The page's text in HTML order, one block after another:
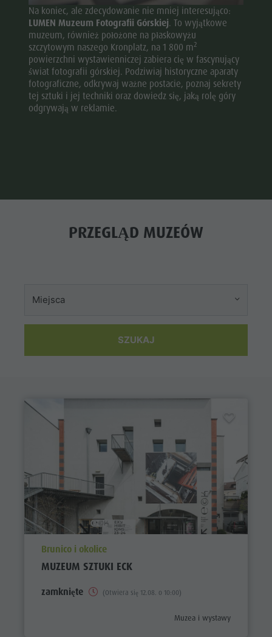
Na koniec, ale zdecydowanie nie mniej interesująco:
LUMEN Muzeum Fotografii Górskiej. To wyjątkowe
muzeum, również położone na płaskowyżu
szczytowym naszego Kronplatz, na 1 800 m2
powierzchni wystawienniczej zabiera cię w fascynujący
świat fotografii górskiej. Podziwiaj historyczne aparaty
fotograficzne, odkrywaj ważne postacie, poznaj sekrety
tej sztuki i jej techniki oraz dowiedz się, jaką rolę góry
odgrywają w reklamie.
PRZEGLĄD MUZEÓW
Miejsca
SZUKAJ
aria.poi_location_prefix
Brunico i okolice
MUZEUM SZTUKI ECK
zamknięte (Otwiera się 12.08. o 10:00)
aria.poi_category_prefix
Muzea i wystawy